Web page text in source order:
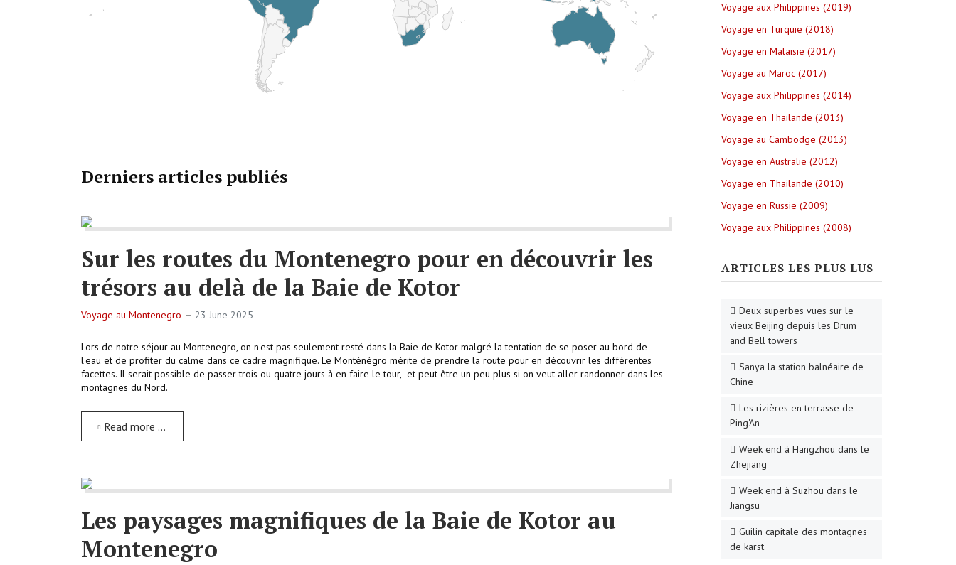
Derniers articles publiés
Sur les routes du Montenegro pour en découvrir les
trésors au delà de la Baie de Kotor
Voyage au Montenegro 23 June 2025
Lors de notre séjour au Montenegro, on n'est pas seulement resté dans la Baie de Kotor malgré la tentation de se poser au bord de
l'eau et de profiter du calme dans ce cadre magnifique. Le Monténégro mérite de prendre la route pour en découvrir les différentes
facettes. Il serait possible de passer trois ou quatre jours à en faire le tour, et peut être un peu plus si on veut aller randonner dans les
montagnes du Nord.
Read more …
Les paysages magnifiques de la Baie de Kotor au
Montenegro
Voyage aux Philippines (2019)
Voyage en Turquie (2018)
Voyage en Malaisie (2017)
Voyage au Maroc (2017)
Voyage aux Philippines (2014)
Voyage en Thailande (2013)
Voyage au Cambodge (2013)
Voyage en Australie (2012)
Voyage en Thailande (2010)
Voyage en Russie (2009)
Voyage aux Philippines (2008)
ARTICLES LES PLUS LUS
Deux superbes vues sur le
vieux Beijing depuis les Drum
and Bell towers
Sanya la station balnéaire de
Chine
Les rizières en terrasse de
Ping'An
Week end à Hangzhou dans le
Zhejiang
Week end à Suzhou dans le
Jiangsu
Guilin capitale des montagnes
de karst